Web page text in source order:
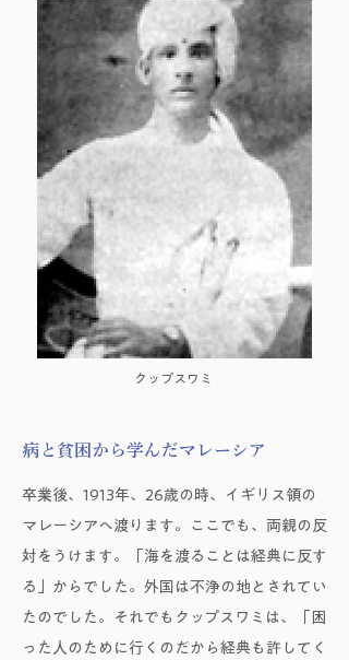
クップスワミ
病と貧困から学んだマレーシア
卒業後、1913年、26歳の時、イギリス領の
マレーシアへ渡ります。ここでも、両親の反
対をうけます。「海を渡ることは経典に反す
る」からでした。外国は不浄の地とされてい
たのでした。それでもクップスワミは、「困
った人のために行くのだから経典も許してく